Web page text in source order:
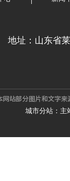
地址：山东省
城市分站： 主